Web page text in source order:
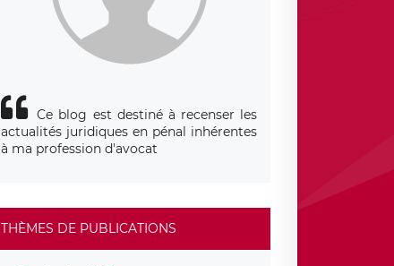
Ce blog est destiné à recenser les
actualités juridiques en pénal inhérentes
à ma profession d'avocat
THÈMES DE PUBLICATIONS